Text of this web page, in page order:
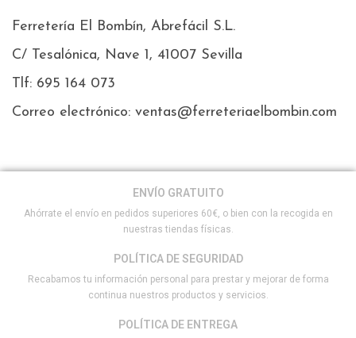
Ferretería El Bombín, Abrefácil S.L.
C/ Tesalónica, Nave 1, 41007 Sevilla
Tlf: 695 164 073
Correo electrónico: ventas@ferreteriaelbombin.com
ENVÍO GRATUITO
Ahórrate el envío en pedidos superiores 60€, o bien con la recogida en
nuestras tiendas físicas.
POLÍTICA DE SEGURIDAD
Recabamos tu información personal para prestar y mejorar de forma
continua nuestros productos y servicios.
POLÍTICA DE ENTREGA